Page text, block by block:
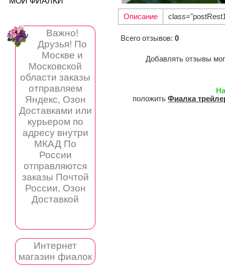
Важно!
Друзья! По
Москве и
Московской
области заказы
отправляем
Яндекс, Озон
Доставками или
курьером по
адресу внутри
МКАД По
России
отправляются
заказы Почтой
России, Озон
Доставкой
Интернет
магазин фиалок
Описание
Всего отзывов: 0
Добавлять отзывы
положить Фиалка